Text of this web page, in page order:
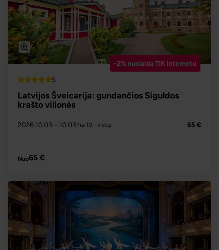
-2% nuolaida TIK internetu
5
Latvijos Šveicarija: gundančios Siguldos
krašto vilionės
2026.10.03 – 10.03Yra 10+ vietų 65 €
Nuo65 €